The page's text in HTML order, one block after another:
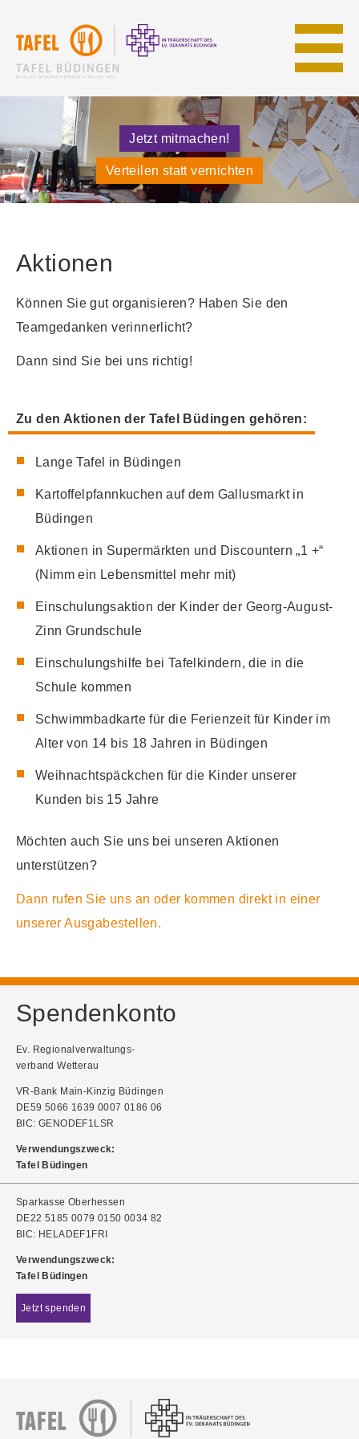
Jetzt mitmachen!
Verteilen statt vernichten
Aktionen
Können Sie gut organisieren? Haben Sie den
Teamgedanken verinnerlicht?
Dann sind Sie bei uns richtig!
Zu den Aktionen der Tafel Büdingen gehören:
Lange Tafel in Büdingen
Kartoffelpfannkuchen auf dem Gallusmarkt in
Büdingen
Aktionen in Supermärkten und Discountern „1 +“
(Nimm ein Lebensmittel mehr mit)
Einschulungsaktion der Kinder der Georg-August-
Zinn Grundschule
Einschulungshilfe bei Tafelkindern, die in die
Schule kommen
Schwimmbadkarte für die Ferienzeit für Kinder im
Alter von 14 bis 18 Jahren in Büdingen
Weihnachtspäckchen für die Kinder unserer
Kunden bis 15 Jahre
Möchten auch Sie uns bei unseren Aktionen
unterstützen?
Dann rufen Sie uns an oder kommen direkt in einer
unserer Ausgabestellen.
Spendenkonto
Ev. Regionalverwaltungs-
verband Wetterau
VR-Bank Main-Kinzig Büdingen
DE59 5066 1639 0007 0186 06
BIC: GENODEF1LSR
Verwendungszweck:
Tafel Büdingen
Sparkasse Oberhessen
DE22 5185 0079 0150 0034 82
BIC: HELADEF1FRI
Verwendungszweck:
Tafel Büdingen
Jetzt spenden